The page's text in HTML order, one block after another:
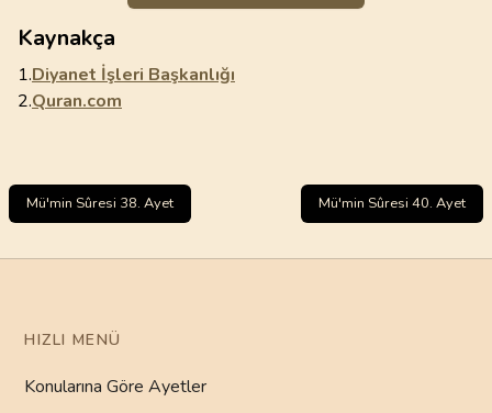
Kaynakça
1.Diyanet İşleri Başkanlığı
2.Quran.com
Mü'min Sûresi 38. Ayet Mü'min Sûresi 40. Ayet
HIZLI MENÜ
Konularına Göre Ayetler